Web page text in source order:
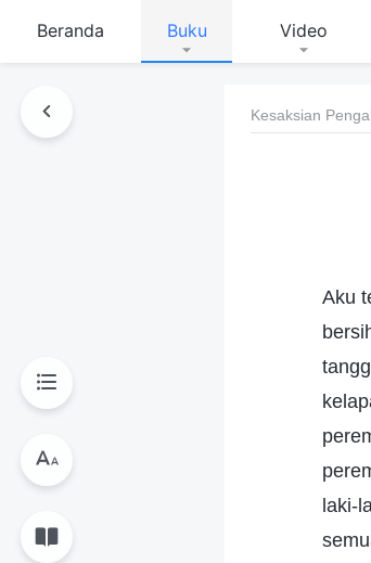
Beranda Buku Video
Kesaksian
Aku
laki-